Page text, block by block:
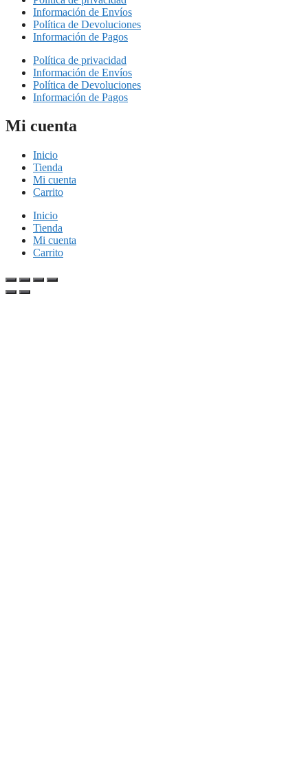
Información de Envíos
Política de Devoluciones
Información de Pagos
Política de privacidad
Información de Envíos
Política de Devoluciones
Información de Pagos
Mi cuenta
Inicio
Tienda
Mi cuenta
Carrito
Inicio
Tienda
Mi cuenta
Carrito